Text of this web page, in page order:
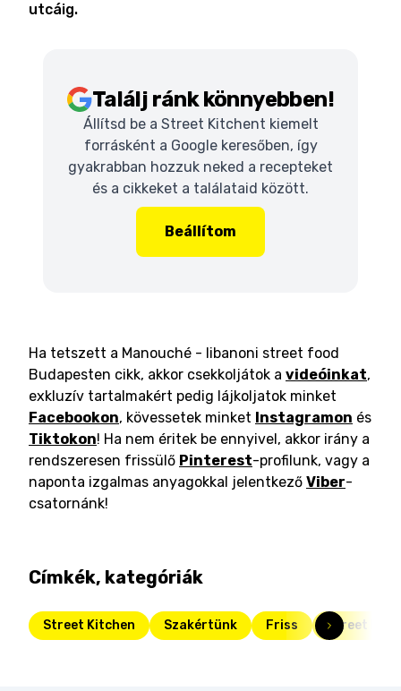
utcáig.
Találj ránk könnyebben!
Állítsd be a Street Kitchent kiemelt
forrásként a Google keresőben, így
gyakrabban hozzuk neked a recepteket
és a cikkeket a találataid között.
Beállítom
Ha tetszett a Manouché - libanoni street food
Budapesten cikk, akkor csekkoljátok a videóinkat,
exkluzív tartalmakért pedig lájkoljatok minket
Facebookon, kövessetek minket Instagramon és
Tiktokon! Ha nem éritek be ennyivel, akkor irány a
rendszeresen frissülő Pinterest-profilunk, vagy a
naponta izgalmas anyagokkal jelentkező Viber-
csatornánk!
Címkék, kategóriák
Street Kitchen Szakértünk Friss Street